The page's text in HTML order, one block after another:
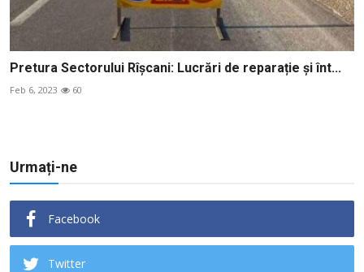
Pretura Sectorului Rîșcani: Lucrări de reparație și înt...
Feb 6, 2023 60
Urmați-ne
Facebook
Twitter